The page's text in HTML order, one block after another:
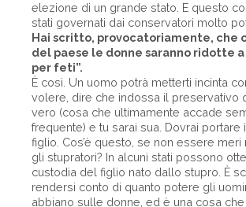
elezione di un grande stato. E questo
stati governati dai conservatori molto
Hai scritto, provocatoriamente, che
del paese le donne saranno ridotte
per feti”.
È così. Un uomo potrà metterti incinta
volere, dire che indossa il preservativo
vero (cosa che ultimamente accade
frequente) e tu sarai sua. Dovrai portare
figlio. Cos’è questo, se non essere meri
gli stupratori? In alcuni stati possono
custodia del figlio nato dallo stupro. È
rendersi conto di quanto potere gli
abbiano sulle donne, ed è una cosa